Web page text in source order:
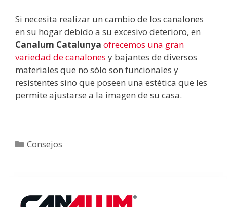
Si necesita realizar un cambio de los canalones
en su hogar debido a su excesivo deterioro, en
Canalum Catalunya ofrecemos una gran
variedad de canalones y bajantes de diversos
materiales que no sólo son funcionales y
resistentes sino que poseen una estética que les
permite ajustarse a la imagen de su casa.
Categorías
Consejos